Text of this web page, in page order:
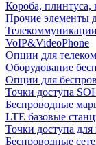
Короба,
Прочие элементы
Телекоммуникации
VoIP&VideoPhone
Опции для
Оборудование
Опции для
Точки доступа
Беспроводные
LTE базовые
Точки доступа
Беспроводные